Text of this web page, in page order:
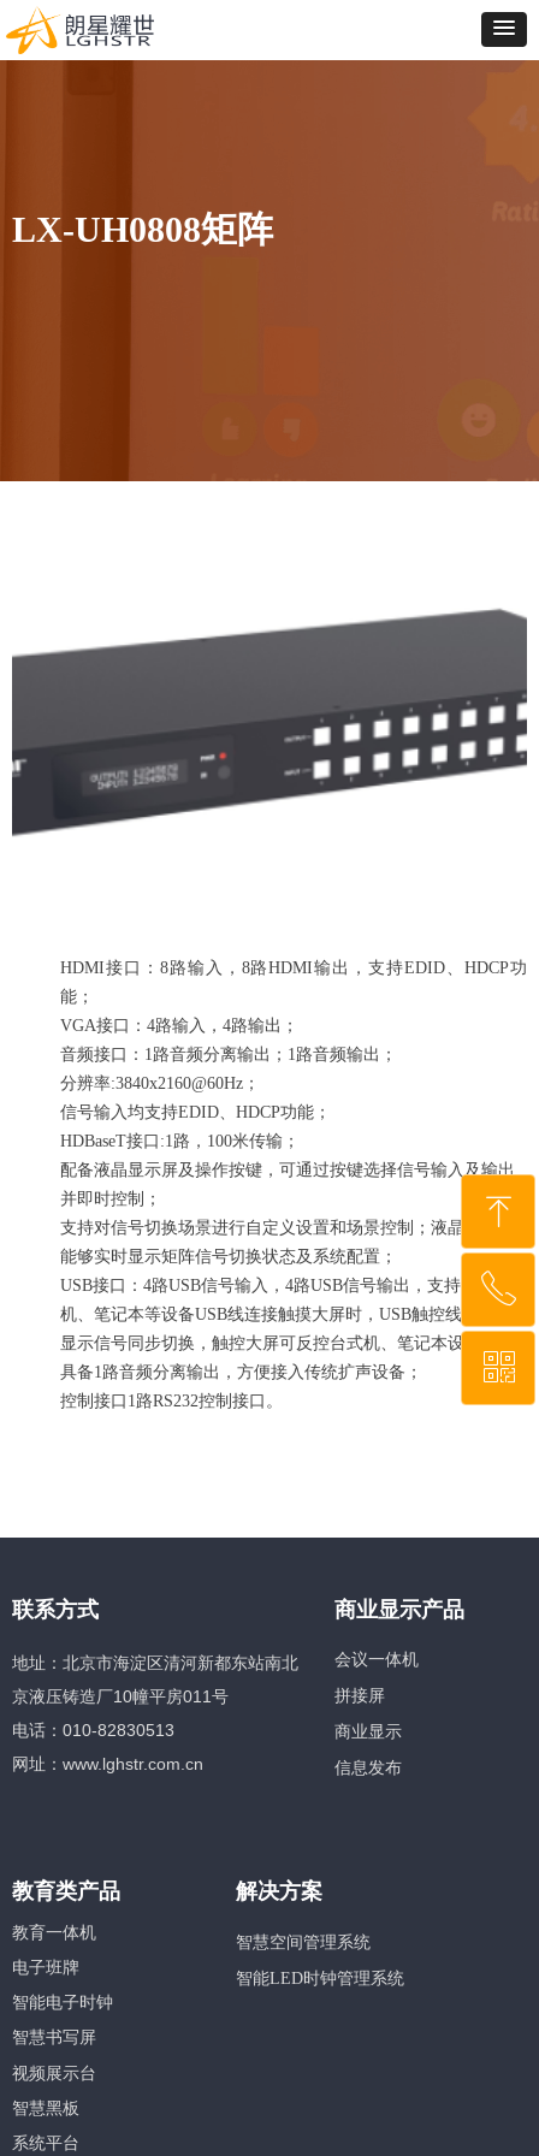
LX-UH0808矩阵
HDMI接口：8路输入，8路HDMI输出，支持EDID、HDCP功
能；
VGA接口：4路输入，4路输出；
音频接口：1路音频分离输出；1路音频输出；
分辨率:3840x2160@60Hz；
信号输入均支持EDID、HDCP功能；
HDBaseT接口:1路，100米传输；
配备液晶显示屏及操作按键，可通过按键选择信号输入及输出
并即时控制；
支持对信号切换场景进行自定义设置和场景控制；液晶显示屏
能够实时显示矩阵信号切换状态及系统配置；
USB接口：4路USB信号输入，4路USB信号输出，支持台式
机、笔记本等设备USB线连接触摸大屏时，USB触控线通道与
显示信号同步切换，触控大屏可反控台式机、笔记本设备；
具备1路音频分离输出，方便接入传统扩声设备；
控制接口1路RS232控制接口。
解决方案
智慧空间管理系统
智能LED时钟管理系统
教育一体机
电子班牌
智能电子时钟
智慧书写屏
视频展示台
智慧黑板
系统平台
教育类产品
会议一体机
拼接屏
商业显示
信息发布
商业显示产品
联系方式
地址：北京市海淀区清河新都东站南北
京液压铸造厂10幢平房011号
电话：010-82830513
网址：www.lghstr.com.cn
ꁸ
回到顶部
ꂅ
010-62667577
ꀥ